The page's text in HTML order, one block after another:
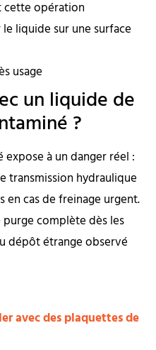
cette opération
le liquide sur une surface
usage
un liquide de
?
à un danger réel :
transmission hydraulique
en cas de freinage urgent.
complète dès les
dépôt étrange observé
avec des plaquettes de